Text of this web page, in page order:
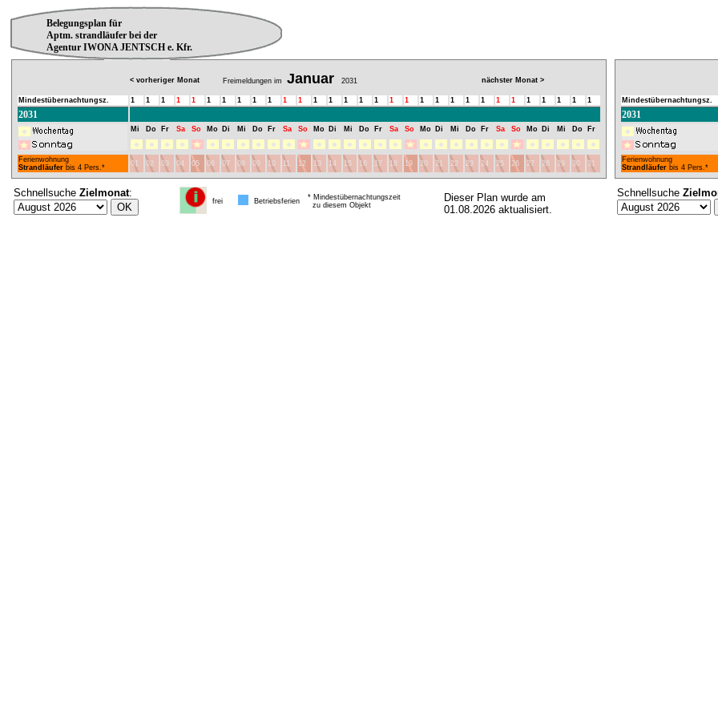
Belegungsplan für
Aptm. strandläufer bei der
Agentur IWONA JENTSCH e. Kfr.
< vorheriger Monat Freimeldungen im Januar 2031 nächster Monat >
Mindestübernachtungsz. 1 1 1 1 1 1 1 1 1 1 1 1 1 1 1 1 1 1 1 1 1 1 1 1 1 1 1 1 1 1 1
2031
Mi Do Fr Sa So Mo Di Mi Do Fr Sa So Mo Di Mi Do Fr Sa So Mo Di Mi Do Fr Sa So Mo Di Mi Do Fr
Ferienwohnung
Strandläufer bis 4 Pers.* 01 02 03 04 05 06 07 08 09 10 11 12 13 14 15 16 17 18 19 20 21 22 23 24 25 26 27 28 29 30 31
Schnellsuche Zielmonat:
frei Betriebsferien
* Mindestübernachtungszeit
zu diesem Objekt
Dieser Plan wurde am
01.08.2026 aktualisiert.
Mindestübernachtungsz.
2031
Ferienwohnung
Strandläufer bis 4 Pers.*
Schnellsuche